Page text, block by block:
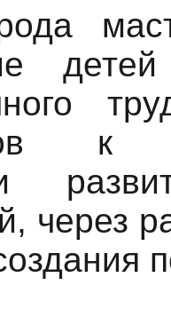
к
через